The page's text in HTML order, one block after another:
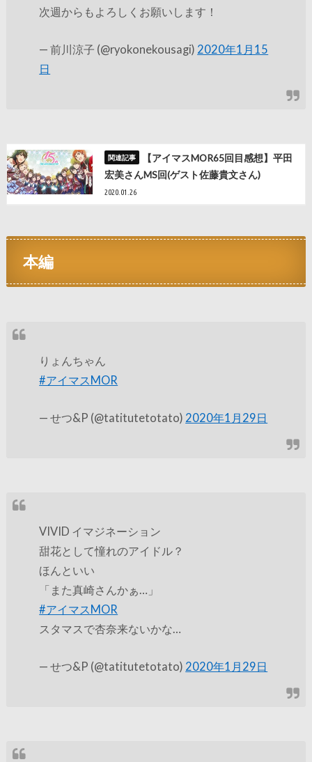
次週からもよろしくお願いします！
— 前川涼子 (@ryokonekousagi) 2020年1月15
日
【アイマスMOR65回目感想】平田
宏美さんMS回(ゲスト佐藤貴文さん)
2020.01.26
本編
りょんちゃん
#アイマスMOR
— せつ&P (@tatitutetotato) 2020年1月29日
VIVID イマジネーション
甜花として憧れのアイドル？
ほんといい
「また真崎さんかぁ…」
#アイマスMOR
スタマスで杏奈来ないかな…
— せつ&P (@tatitutetotato) 2020年1月29日